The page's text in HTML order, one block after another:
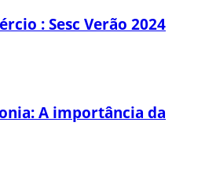
: Sesc Verão 2024
A importância da